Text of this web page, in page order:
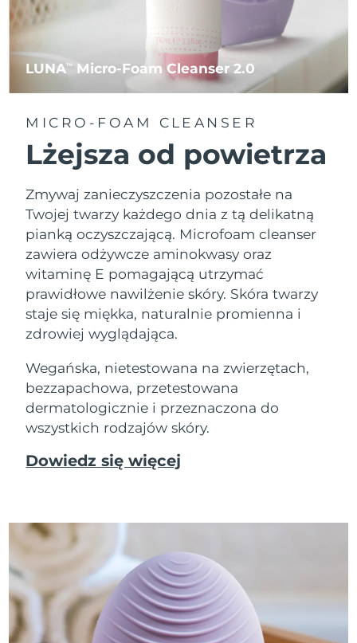
LUNATM Micro-Foam Cleanser 2.0
MICRO-FOAM CLEANSER
Lżejsza od powietrza
Zmywaj zanieczyszczenia pozostałe na
Twojej twarzy każdego dnia z tą delikatną
pianką oczyszczającą. Microfoam cleanser
zawiera odżywcze aminokwasy oraz
witaminę E pomagającą utrzymać
prawidłowe nawilżenie skóry. Skóra twarzy
staje się miękka, naturalnie promienna i
zdrowiej wyglądająca.
Wegańska, nietestowana na zwierzętach,
bezzapachowa, przetestowana
dermatologicznie i przeznaczona do
wszystkich rodzajów skóry.
Dowiedz się więcej